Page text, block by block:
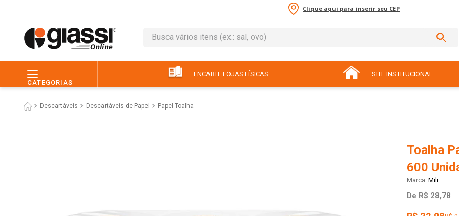
Clique aqui para inserir seu CEP
Busca vários itens (ex.: sal, ovo)
CATEGORIAS
ENCARTE LOJAS FÍSICAS SITE INSTITUCIONAL
Descartáveis Descartáveis de Papel Papel Toalha
Toalha
600
Mili
De R$ 28,78
leite
3º queijo